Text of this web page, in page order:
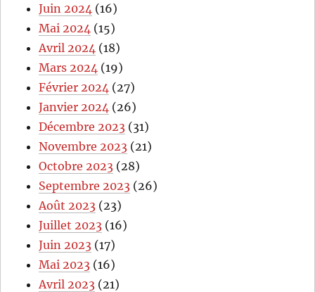
Juin 2024 (16)
Mai 2024 (15)
Avril 2024 (18)
Mars 2024 (19)
Février 2024 (27)
Janvier 2024 (26)
Décembre 2023 (31)
Novembre 2023 (21)
Octobre 2023 (28)
Septembre 2023 (26)
Août 2023 (23)
Juillet 2023 (16)
Juin 2023 (17)
Mai 2023 (16)
Avril 2023 (21)